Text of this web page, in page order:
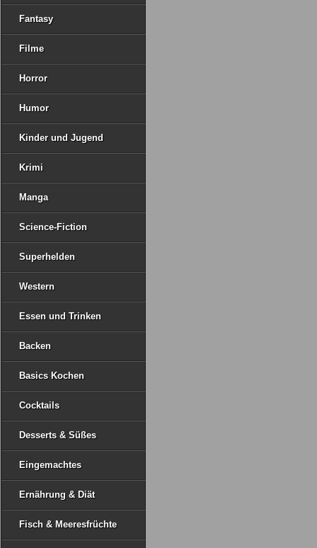
Fantasy
Filme
Horror
Humor
Kinder und Jugend
Krimi
Manga
Science-Fiction
Superhelden
Western
Essen und Trinken
Backen
Basics Kochen
Cocktails
Desserts & Süßes
Eingemachtes
Ernährung & Diät
Fisch & Meeresfrüchte